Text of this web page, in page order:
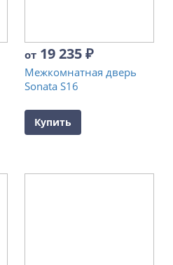
от 19 235₽
Межкомнатная дверь
Sonata S16
Купить